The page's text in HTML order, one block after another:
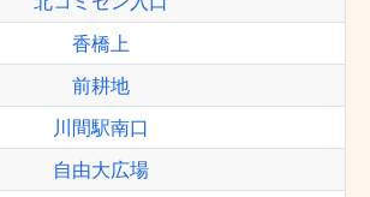
香橋上
前耕地
川間駅南口
自由大広場